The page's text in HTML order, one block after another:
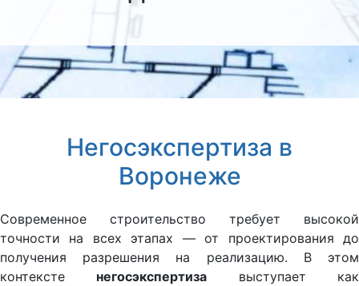
Негосэкспертиза в
Воронеже
Современное строительство требует высокой
точности на всех этапах — от проектирования до
получения разрешения на реализацию. В этом
контексте негосэкспертиза выступает как